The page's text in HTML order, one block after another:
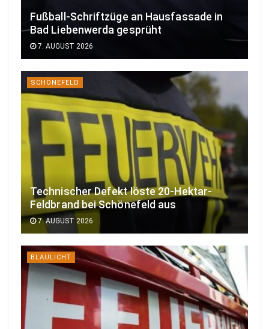
Fußball-Schriftzüge an Hausfassade in
Bad Liebenwerda gesprüht
7. AUGUST 2026
SCHÖNEFELD
Technischer Defekt löste 20-Hektar-
Feldbrand bei Schönefeld aus
7. AUGUST 2026
BLAULICHT